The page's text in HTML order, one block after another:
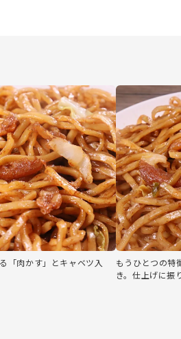
「肉かす」とキャベツ入
もうひとつの特
き。仕上げに振